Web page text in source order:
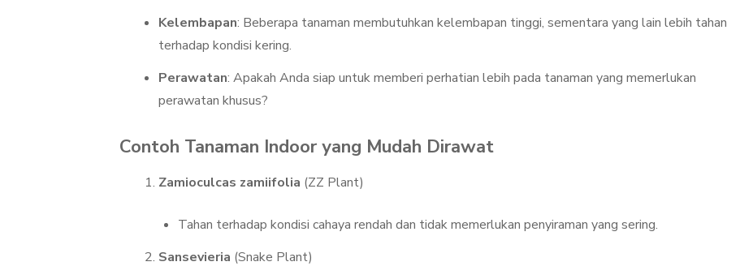
Kelembapan: Beberapa tanaman membutuhkan kelembapan tinggi, sementara yang lain lebih tahan
terhadap kondisi kering.
Perawatan: Apakah Anda siap untuk memberi perhatian lebih pada tanaman yang memerlukan
perawatan khusus?
Contoh Tanaman Indoor yang Mudah Dirawat
Zamioculcas zamiifolia (ZZ Plant)
Tahan terhadap kondisi cahaya rendah dan tidak memerlukan penyiraman yang sering.
Sansevieria (Snake Plant)